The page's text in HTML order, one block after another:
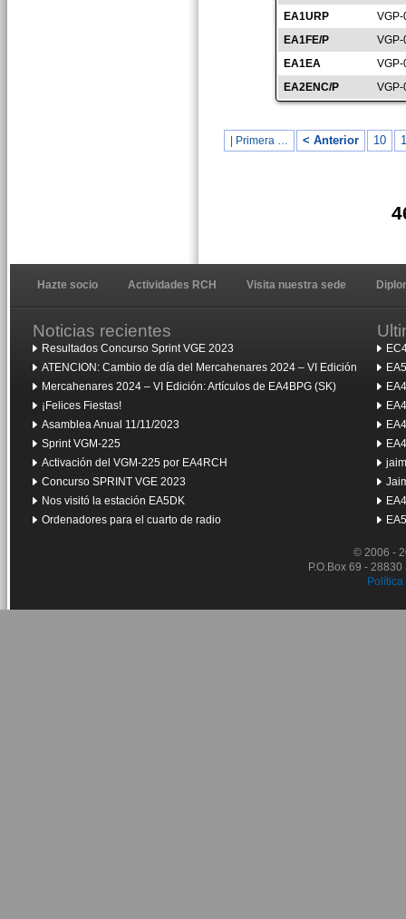
EA1URP
EA1FE/P
EA1EA
EA2ENC/P
| Primera … < Anterior 10
Hazte socio Actividades RCH Visita nuestra sede
Noticias recientes
Resultados Concurso Sprint VGE 2023
ATENCION: Cambio de día del Mercahenares 2024 – VI Edición
Mercahenares 2024 – VI Edición: Artículos de EA4BPG (SK)
¡Felices Fiestas!
Asamblea Anual 11/11/2023
Sprint VGM-225
Activación del VGM-225 por EA4RCH
Concurso SPRINT VGE 2023
Nos visitó la estación EA5DK
Ordenadores para el cuarto de radio
© 2006 -
P.O.Box 69 -